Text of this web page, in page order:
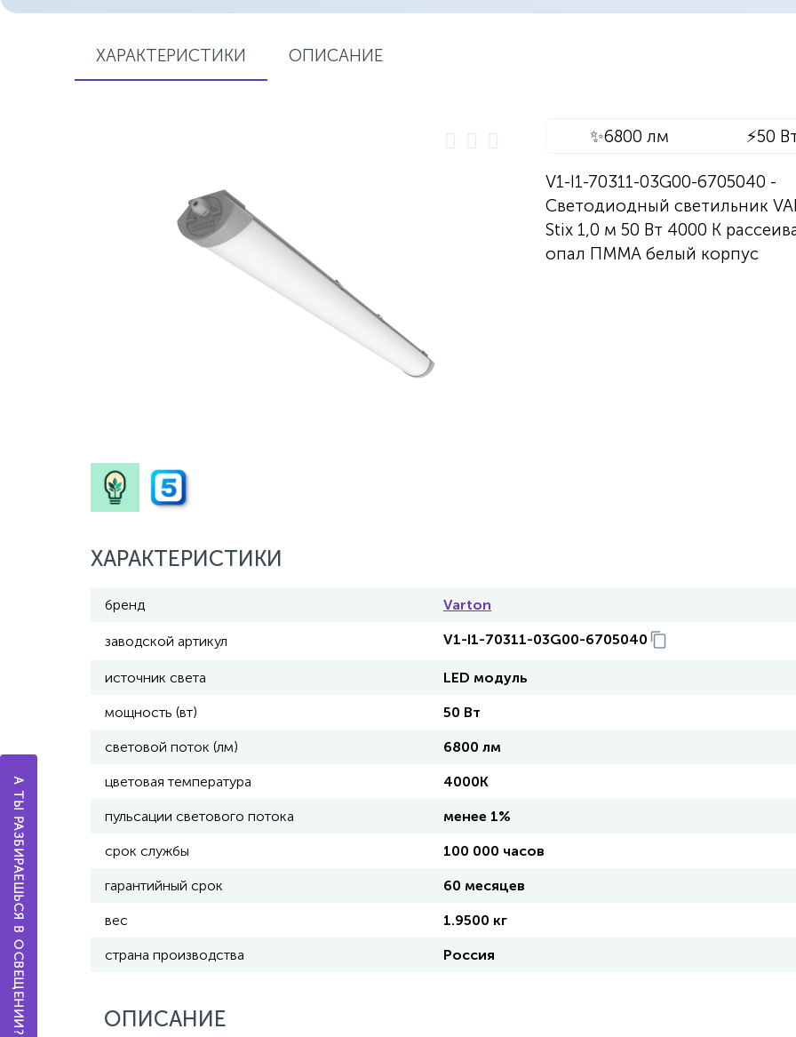
ХАРАКТЕРИСТИКИ ОПИСАНИЕ
✨6800 лм ⚡50
V1-I1-70311-03G00-6705040 -
Светодиодный светильник
Stix 1,0 м 50 Вт 4000 К
опал ПММА белый корпус
ХАРАКТЕРИСТИКИ
бренд Varton
заводской артикул V1-I1-70311-03G00-6705040
источник света LED модуль
мощность (вт) 50 Вт
световой поток (лм) 6800 лм
цветовая температура 4000K
пульсации светового потока менее 1%
срок службы 100 000 часов
гарантийный срок 60 месяцев
вес 1.9500 кг
страна производства Россия
ОПИСАНИЕ
А ТЫ РАЗБИРАЕШЬСЯ В ОСВЕЩЕНИИ?